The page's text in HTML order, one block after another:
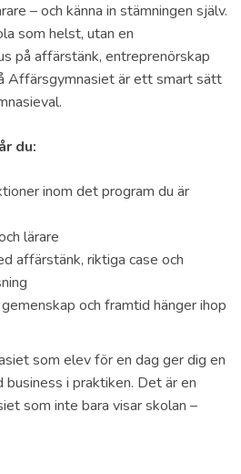
– och känna in stämningen själv.
som helst, utan en
på affärstänk, entreprenörskap
Affärsgymnasiet är ett smart sätt
du:
inom det program du är
lärare
affärstänk, riktiga case och
och framtid hänger ihop
som elev för en dag ger dig en
business i praktiken. Det är en
som inte bara visar skolan –